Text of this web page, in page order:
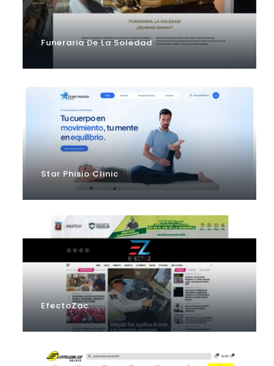
Funeraria De La Soledad
Star Phisio Clinic
EfectoZac